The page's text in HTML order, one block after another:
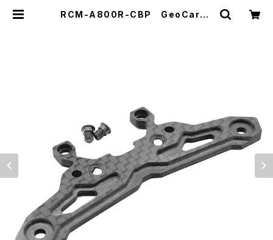
RCM-A800R-CBP GeoCarbo